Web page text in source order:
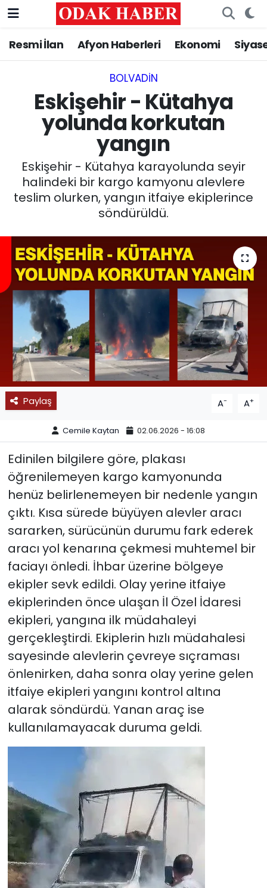
Resmi İlan Afyon Haberleri Ekonomi
BOLVADIN
Eskişehir - Kütahya
yolunda korkutan
yangın
Eskişehir - Kütahya karayolunda seyir
halindeki bir kargo kamyonu alevlere
teslim olurken, yangın itfaiye ekiplerince
söndürüldü.
Paylaş A- A+
Cemile Kaytan 02.06.2026 - 16:08
Edinilen bilgilere göre, plakası
öğrenilemeyen kargo kamyonunda
henüz belirlenemeyen bir nedenle yangın
çıktı. Kısa sürede büyüyen alevler aracı
sararken, sürücünün durumu fark ederek
aracı yol kenarına çekmesi muhtemel bir
faciayı önledi. İhbar üzerine bölgeye
ekipler sevk edildi. Olay yerine itfaiye
ekiplerinden önce ulaşan İl Özel İdaresi
ekipleri, yangına ilk müdahaleyi
gerçekleştirdi. Ekiplerin hızlı müdahalesi
sayesinde alevlerin çevreye sıçraması
önlenirken, daha sonra olay yerine gelen
itfaiye ekipleri yangını kontrol altına
alarak söndürdü. Yanan araç ise
kullanılamayacak duruma geldi.
AFYONKARAHİSAR HABERLERİ
ASAYİŞ
GÜNCEL
SİYASET
EĞİTİM
SAĞLIK
SPOR
11:11 MANŞET
Nöbetçi Eczaneler
Trafik Durumu
Süper Lig Puan Durumu ve Fikstür
Tüm Manşetler
Son Dakika Haberleri